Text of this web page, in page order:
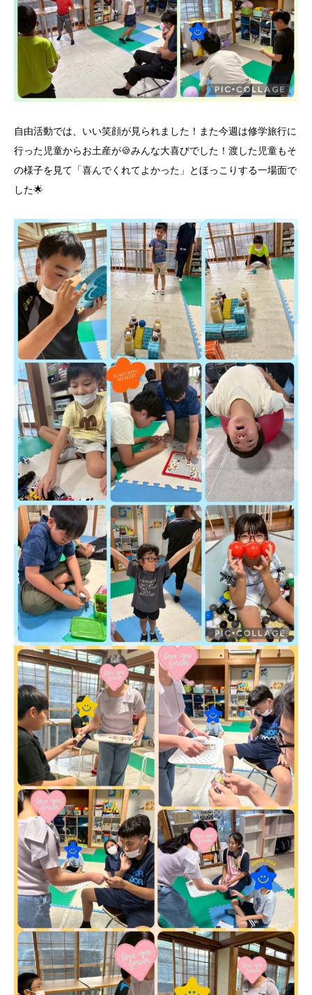
自由活動では、いい笑顔が見られました！また今週は修学旅行に
行った児童からお土産が🍪みんな大喜びでした！渡した児童もそ
の様子を見て「喜んでくれてよかった」とほっこりする一場面で
した🌟